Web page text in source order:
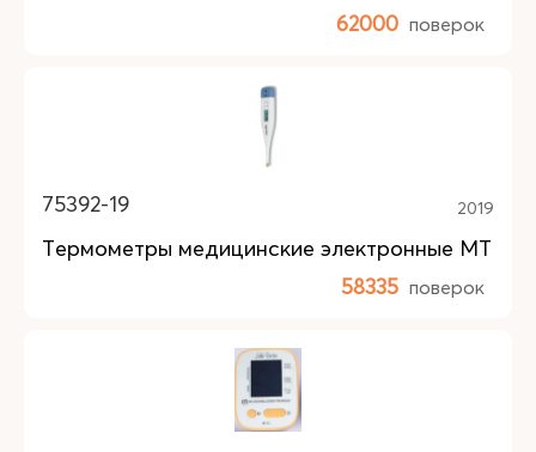
62000 поверок
75392-19 2019
Термометры медицинские электронные MT
58335 поверок